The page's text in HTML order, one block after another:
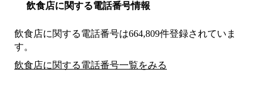
飲食店に関する電話番号情報
飲食店に関する電話番号は664,809件登録されていま
す。
飲食店に関する電話番号一覧をみる